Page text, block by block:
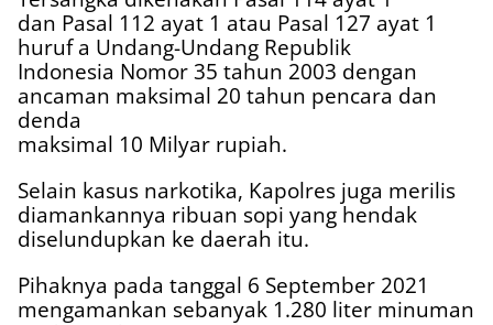
dan Pasal 112 ayat 1 atau Pasal 127 ayat 1
huruf a Undang-Undang Republik
Indonesia Nomor 35 tahun 2003 dengan
ancaman maksimal 20 tahun pencara dan
denda
maksimal 10 Milyar rupiah.
Selain kasus narkotika, Kapolres juga merilis
diamankannya ribuan sopi yang hendak
diselundupkan ke daerah itu.
Pihaknya pada tanggal 6 September 2021
mengamankan sebanyak 1.280 liter minuman